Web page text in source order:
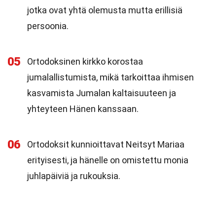
jotka ovat yhtä olemusta mutta erillisiä
persoonia.
05
Ortodoksinen kirkko korostaa
jumalallistumista, mikä tarkoittaa ihmisen
kasvamista Jumalan kaltaisuuteen ja
yhteyteen Hänen kanssaan.
06
Ortodoksit kunnioittavat Neitsyt Mariaa
erityisesti, ja hänelle on omistettu monia
juhlapäiviä ja rukouksia.